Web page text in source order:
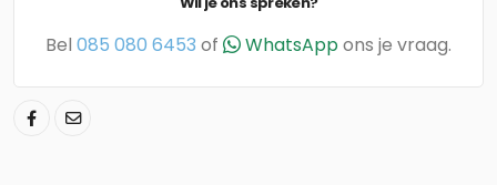
Bel 085 080 6453 of WhatsAppons je vraag.